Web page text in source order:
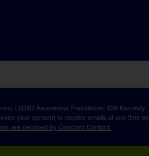
LGMD Awareness Foundation, 638 Kennedy
your consent to receive emails at any time by
are serviced by Constant Contact.